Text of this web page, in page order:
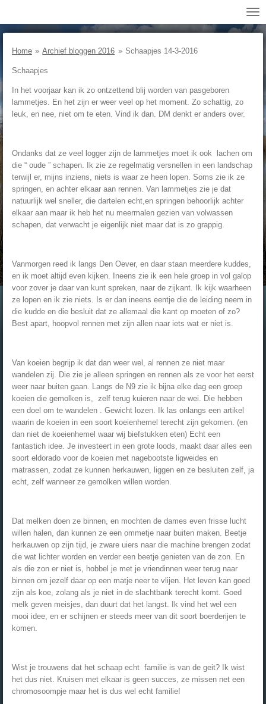
direct
naar
deHome » Archief bloggen 2016 » Schaapjes 14-3-2016
Schaapjes
In het voorjaar kan ik zo ontzettend blij worden van pasgeboren
lammetjes. En het zijn er weer veel op het moment. Zo schattig, zo
leuk, en nee, niet om te eten. Vind ik dan. DM denkt er anders over.
Ondanks dat ze veel logger zijn de lammetjes moet ik ook lachen om
die “ oude ” schapen. Ik zie ze regelmatig versnellen in een landschap
terwijl er, mijns inziens, niets is waar ze heen lopen. Soms zie ik ze
springen, en achter elkaar aan rennen. Van lammetjes zie je dat
natuurlijk wel sneller, die dartelen echt,en springen behoorlijk achter
elkaar aan maar ik heb het nu meermalen gezien van volwassen
schapen, dat verwacht je eigenlijk niet maar dat is zo grappig.
Vanmorgen reed ik langs Den Oever, en daar staan meerdere kuddes,
en ik moet altijd even kijken. Ineens zie ik een hele groep in vol galop
voor zover je daar van kunt spreken, naar de zijkant. Ik kijk waarheen
ze lopen en ik zie niets. Is er dan ineens eentje die de leiding neem in
die kudde en die besluit dat ze allemaal die kant op moeten of zo?
Best apart, hoopvol rennen met zijn allen naar iets wat er niet is.
Van koeien begrijp ik dat dan weer wel, al rennen ze niet maar
wandelen zij. Die zie je alleen springen en rennen als ze voor het eerst
weer naar buiten gaan. Langs de N9 zie ik bijna elke dag een groep
koeien die gemolken is, zelf terug kuieren naar de wei. Die hebben
een doel om te wandelen . Gewicht lozen. Ik las onlangs een artikel
waarin de koeien in een soort koeienhemel terecht zijn gekomen. (en
dan niet de koeienhemel waar wij biefstukken eten) Echt een
fantastich idee. Je investeert in een grote loods, maakt daar alles een
soort eldorado voor de koeien met nagebootste ligweides en
matrassen, zodat ze kunnen herkauwen, liggen en ze besluiten zelf, ja
echt, zelf wanneer ze gemolken willen worden.
Dat melken doen ze binnen, en mochten de dames even frisse lucht
willen halen, dan kunnen ze een ommetje naar buiten maken. Beetje
herkauwen op zijn tijd, je zware uiers naar die machine brengen zodat
die wat lichter worden en verder een beetje genieten van de zon. En
als die zon er niet is, hobbel je met je vriendinnen weer terug naar
binnen om jezelf daar op een matje neer te vlijen. Het leven kan goed
zijn als koe, zolang als je niet in de slachtbank terecht komt. Goed
melk geven meisjes, dan duurt dat het langst. Ik vind het wel een
mooi idee, en er schijnen er steeds meer van dit soort boerderijen te
komen.
Wist je trouwens dat het schaap echt familie is van de geit? Ik wist
het dus niet. Kruisen met elkaar is geen succes, ze missen net een
chromosoompje maar het is dus wel echt familie!